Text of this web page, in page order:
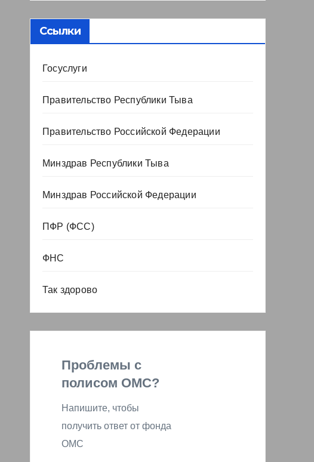
Ссылки
Госуслуги
Правительство Республики Тыва
Правительство Российской Федерации
Минздрав Республики Тыва
Минздрав Российской Федерации
ПФР (ФСС)
ФНС
Так здорово
Проблемы с
полисом ОМС?
Напишите, чтобы
получить ответ от фонда
ОМС